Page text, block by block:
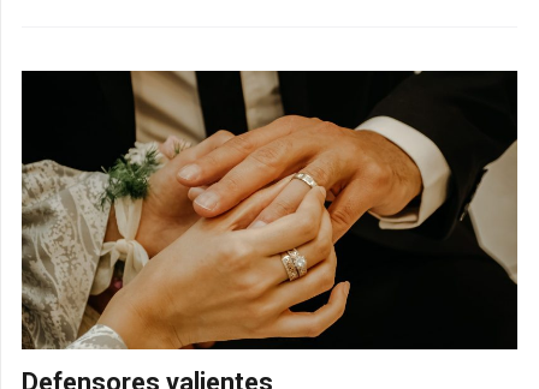
Defensores valientes